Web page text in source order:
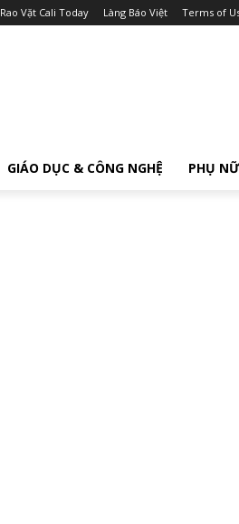
Rao Vặt Cali Today Làng Báo Việt Terms of
GIÁO DỤC & CÔNG NGHỆ PHỤ NỮ